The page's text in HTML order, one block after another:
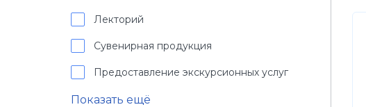
Лекторий
Сувенирная продукция
Предоставление экскурсионных услуг
Показать ещё